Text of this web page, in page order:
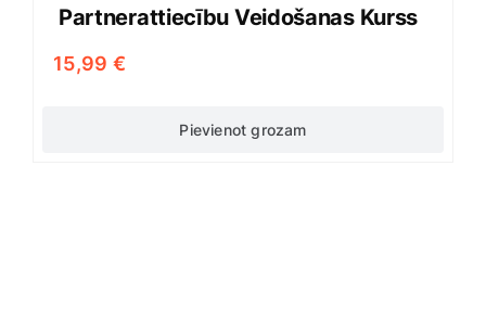
Partnerattiecību Veidošanas Kurss
15,99 €
Pievienot grozam